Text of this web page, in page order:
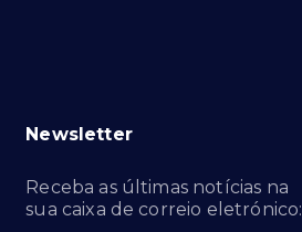
Newsletter
Receba as últimas notícias na
sua caixa de correio eletrónico: